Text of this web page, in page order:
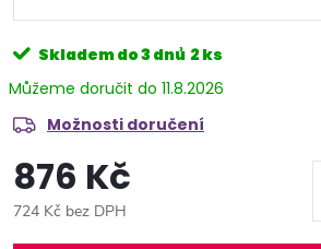
Skladem do 3 dnů 2 ks
11.8.2026
Možnosti doručení
876 Kč
724 Kč bez DPH